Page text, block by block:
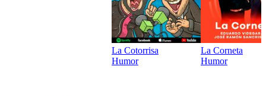
La Cotorrisa
Humor
La Corneta
Humor